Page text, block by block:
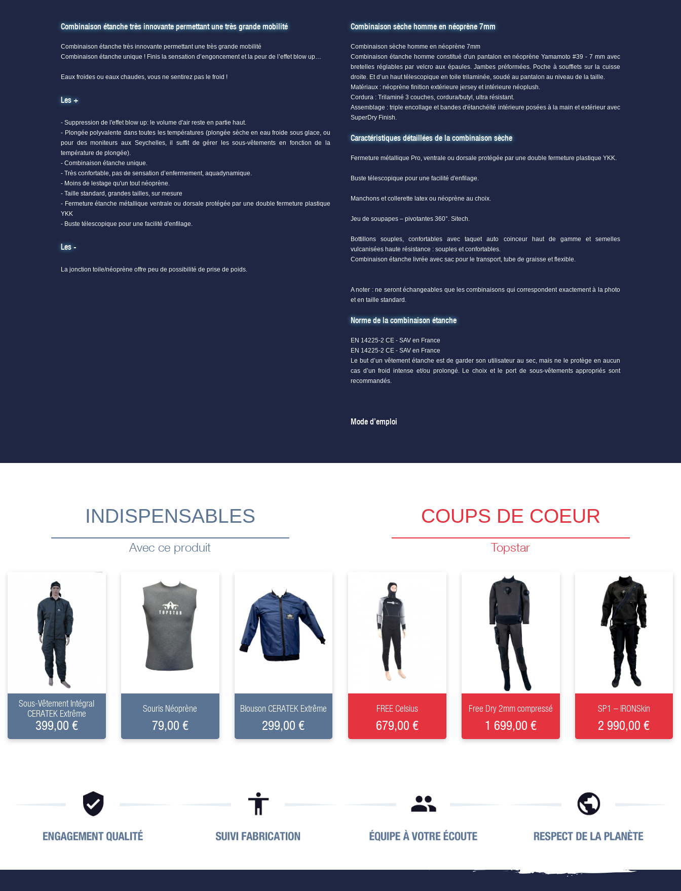
Combinaison étanche très innovante permettant une très grande mobilité
Combinaison étanche très innovante permettant une très grande mobilité
Combinaison étanche unique ! Finis la sensation d’engoncement et la peur de l’effet blow up…
Eaux froides ou eaux chaudes, vous ne sentirez pas le froid !
Les +
- Suppression de l'effet blow up: le volume d'air reste en partie haut.
- Plongée polyvalente dans toutes les températures (plongée sèche en eau froide sous glace, ou
pour des moniteurs aux Seychelles, il suffit de gérer les sous-vêtements en fonction de la
température de plongée).
- Combinaison étanche unique.
- Très confortable, pas de sensation d’enfermement, aquadynamique.
- Moins de lestage qu'un tout néoprène.
- Taille standard, grandes tailles, sur mesure
- Fermeture étanche métallique ventrale ou dorsale protégée par une double fermeture plastique
YKK
- Buste télescopique pour une facilité d'enfilage.
Les -
La jonction toile/néoprène offre peu de possibilité de prise de poids.
Combinaison sèche homme en néoprène 7mm
Combinaison sèche homme en néoprène 7mm
Combinaison étanche homme constitué d'un pantalon en néoprène Yamamoto #39 - 7 mm avec
bretelles réglables par velcro aux épaules. Jambes préformées. Poche à soufflets sur la cuisse
droite. Et d’un haut télescopique en toile trilaminée, soudé au pantalon au niveau de la taille.
Matériaux : néoprène finition extérieure jersey et intérieure néoplush.
Cordura : Trilaminé 3 couches, cordura/butyl, ultra résistant.
Assemblage : triple encollage et bandes d'étanchéité intérieure posées à la main et extérieur avec
SuperDry Finish.
Caractéristiques détaillées de la combinaison sèche
Fermeture métallique Pro, ventrale ou dorsale protégée par une double fermeture plastique YKK.
Buste télescopique pour une facilité d'enfilage.
Manchons et collerette latex ou néoprène au choix.
Jeu de soupapes – pivotantes 360°. Sitech.
Bottillons souples, confortables avec taquet auto coinceur haut de gamme et semelles
vulcanisées haute résistance : souples et confortables.
Combinaison étanche livrée avec sac pour le transport, tube de graisse et flexible.
A noter : ne seront échangeables que les combinaisons qui correspondent exactement à la photo
et en taille standard.
Norme de la combinaison étanche
EN 14225-2 CE - SAV en France
EN 14225-2 CE - SAV en France
Le but d’un vêtement étanche est de garder son utilisateur au sec, mais ne le protège en aucun
cas d’un froid intense et/ou prolongé. Le choix et le port de sous-vêtements appropriés sont
recommandés.
Mode d’emploi
INDISPENSABLES
Avec ce produit
+
Sous-Vêtement Intégral
CERATEK Extrême
399,00 €
+
Souris Néoprène
79,00 €
+
Blouson CERATEK Extrême
299,00 €
COUPS DE COEUR
Topstar
+
FREE Celsius
679,00 €
+
Free Dry 2mm compressé
1 699,00 €
+
SP1 – IRONSkin
2 990,00 €